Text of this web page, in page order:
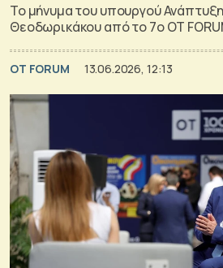
Το μήνυμα του υπουργού
Θεοδωρικάκου από το 7ο OT
OT FORUM 13.06.2026, 12:13